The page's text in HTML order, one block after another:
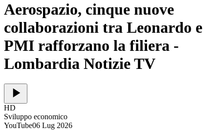
Aerospazio, cinque nuove
collaborazioni tra Leonardo e
PMI rafforzano la filiera -
Lombardia Notizie TV
HD
Sviluppo economico
YouTube06 Lug 2026